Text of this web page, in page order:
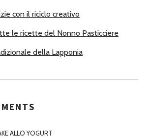
con il riciclo creativo
le ricette del Nonno Pasticciere
della Lapponia
ALLO YOGURT